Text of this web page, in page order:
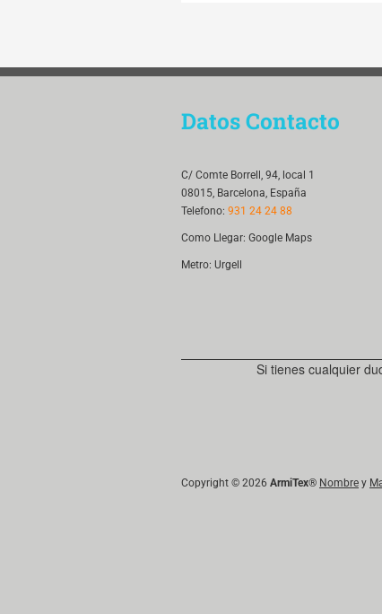
Datos Contacto
C/ Comte Borrell, 94, local 1
08015, Barcelona, España
Telefono: 931 24 24 88
Como Llegar: Google Maps
Metro: Urgell
Si tienes cualquier
Copyright © 2026 ArmiTex® Nombre y